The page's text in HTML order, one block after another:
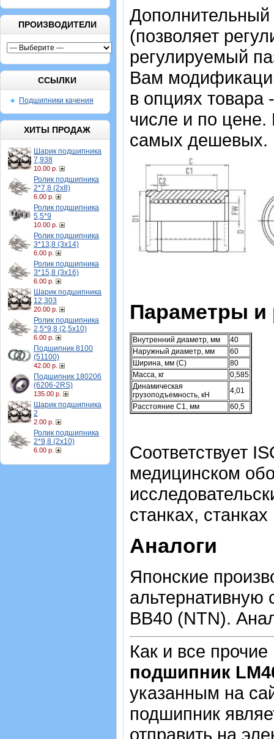
ПРОИЗВОДИТЕЛИ
ССЫЛКИ
Подшипники качения
ХИТЫ ПРОДАЖ
Шарик подшипника
7,938
10.00 р.
Ролик подшипника
2*7,8 (2х8)
6.00 р.
Ролик подшипника
5,5*9
10.00 р.
Ролик подшипника
3*13,8 (3х14)
6.00 р.
Ролик подшипника
3*15,8 (3х16)
6.00 р.
Шарик подшипника
12,303
20.00 р.
Ролик подшипника
2,5*9,8 (2,5х10)
6.00 р.
Подшипник 8100
(51100)
42.00 р.
Подшипник 180206
(6206-2RS)
135.00 р.
Шарик подшипника
2
2.00 р.
Ролик подшипника
2*9,8 (2х10)
6.00 р.
(позволяет
регулируемый
Вам
в опциях товара
числе и по
самых дешевых.
Параметры и
Внутренний диаметр, мм
40
Наружный диаметр, мм
60
Ширина, мм (C)
80
Масса, кг
0,585
Динамическая
грузоподъемность, кН
4,01
Расстояние C1, мм
60,5
Соответствует
медицинском
станках,
Аналоги
Японские
альтернативную
BB40 (NTN).
Как и все
подшипник
указанным на
подшипник
отправить на